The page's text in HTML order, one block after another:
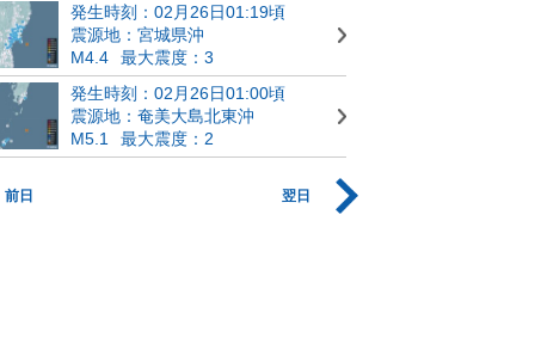
発生時刻：02月26日01:19頃
震源地：宮城県沖
M4.4
最大震度：3
発生時刻：02月26日01:00頃
震源地：奄美大島北東沖
M5.1
最大震度：2
前日 翌日